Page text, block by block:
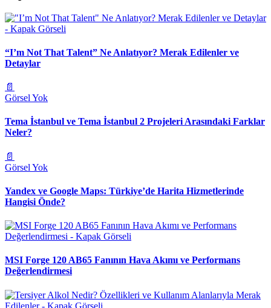
“I’m Not That Talent” Ne Anlatıyor? Merak Edilenler ve
Detaylar
📄
Görsel Yok
Tema İstanbul ve Tema İstanbul 2 Projeleri Arasındaki Farklar
Neler?
📄
Görsel Yok
Yandex ve Google Maps: Türkiye’de Harita Hizmetlerinde
Hangisi Önde?
MSI Forge 120 AB65 Fanının Hava Akımı ve Performans
Değerlendirmesi